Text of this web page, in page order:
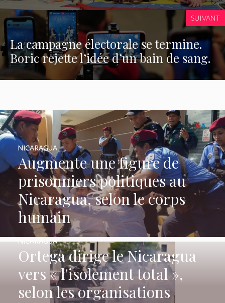
SUIVANT
La campagne électorale se termine.
Boric rejette l’idée d’un bain de sang.
Augmente une figure de
prisonniers politiques au
Nicaragua, selon le corps
humain
NICARAGUA
Ortega dirige le Nicaragua
vers « l'isolement total »,
selon les organisations
NICARAGUA